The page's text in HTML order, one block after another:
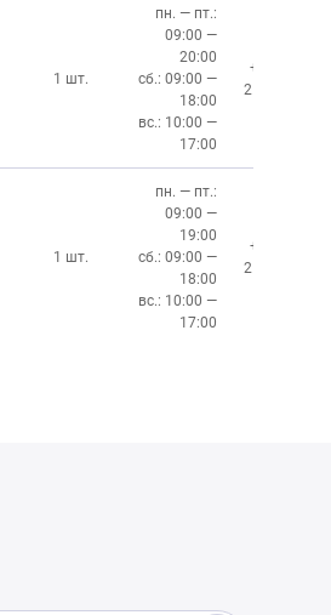
1 шт.
пн. — пт.:
09:00 —
20:00
сб.: 09:00 —
18:00
вс.: 10:00 —
17:00
+7 (391)
212-87-27
1 шт.
пн. — пт.:
09:00 —
19:00
сб.: 09:00 —
18:00
вс.: 10:00 —
17:00
+7 (391)
219-27-50